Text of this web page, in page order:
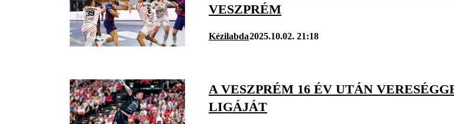
VESZPRÉM
Kézilabda2025.10.02. 21:18
A VESZPRÉM 16 ÉV UTÁN
LIGÁJÁT